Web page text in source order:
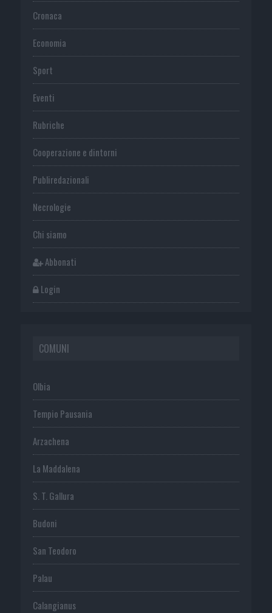
Cronaca
Economia
Sport
Eventi
Rubriche
Cooperazione e dintorni
Publiredazionali
Necrologie
Chi siamo
Abbonati
Login
COMUNI
Olbia
Tempio Pausania
Arzachena
La Maddalena
S. T. Gallura
Budoni
San Teodoro
Palau
Calangianus